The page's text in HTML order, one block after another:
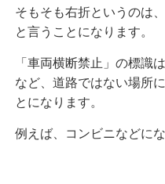
そもそも右折というのは
と言うことになります。
「車両横断禁止」の標識
など、道路ではない場所
とになります。
例えば、コンビニなどにな